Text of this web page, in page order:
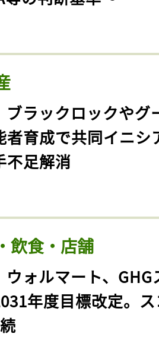
ブラックロックやグ
者育成で共同イニシ
不足解消
飲食・店舗
ウォルマート、GHG
年度目標改定。